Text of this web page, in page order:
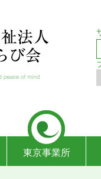
東京事業所